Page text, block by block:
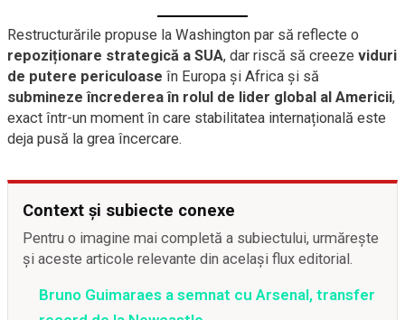
Restructurările propuse la Washington par să reflecte o
repoziționare strategică a SUA, dar riscă să creeze viduri
de putere periculoase în Europa și Africa și să
submineze încrederea în rolul de lider global al Americii,
exact într-un moment în care stabilitatea internațională este
deja pusă la grea încercare.
Context și subiecte conexe
Pentru o imagine mai completă a subiectului, urmărește
și aceste articole relevante din același flux editorial.
Bruno Guimaraes a semnat cu Arsenal, transfer